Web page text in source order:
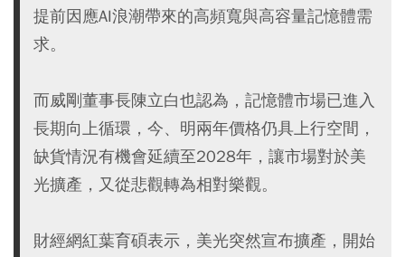
提前因應AI浪潮帶來的高頻寬與高容量記憶體需
求。
而威剛董事長陳立白也認為，記憶體市場已進入
長期向上循環，今、明兩年價格仍具上行空間，
缺貨情況有機會延續至2028年，讓市場對於美
光擴產，又從悲觀轉為相對樂觀。
財經網紅葉育碩表示，美光突然宣布擴產，開始